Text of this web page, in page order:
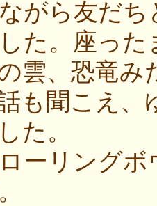
がら友だ
た。座っ
雲、恐竜
も聞こえ
た。
ーリング